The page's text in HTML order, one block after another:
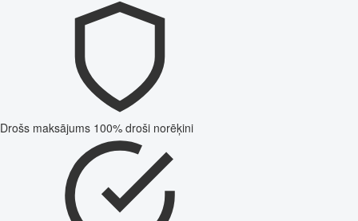
Drošs maksājums 100% droši norēķini